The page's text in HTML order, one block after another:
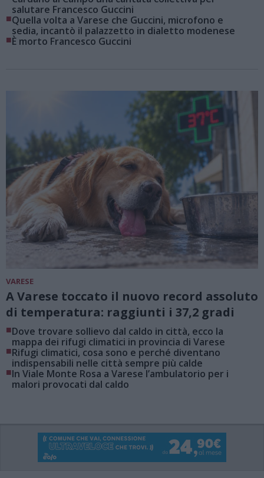
salutare Francesco Guccini
■Quella volta a Varese che Guccini, microfono e
sedia, incantò il palazzetto in dialetto modenese
■È morto Francesco Guccini
VARESE
A Varese toccato il nuovo record assoluto
di temperatura: raggiunti i 37,2 gradi
■Dove trovare sollievo dal caldo in città, ecco la
mappa dei rifugi climatici in provincia di Varese
■Rifugi climatici, cosa sono e perché diventano
indispensabili nelle città sempre più calde
■In Viale Monte Rosa a Varese l’ambulatorio per i
malori provocati dal caldo